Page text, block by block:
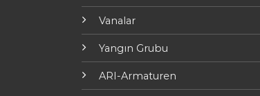
Vanalar
Yangın Grubu
ARI-Armaturen